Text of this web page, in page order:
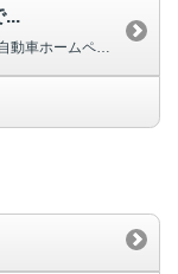
...
一部車種やナビゲーションの取扱説明書は、三菱自動車ホームページよりダウンロ...